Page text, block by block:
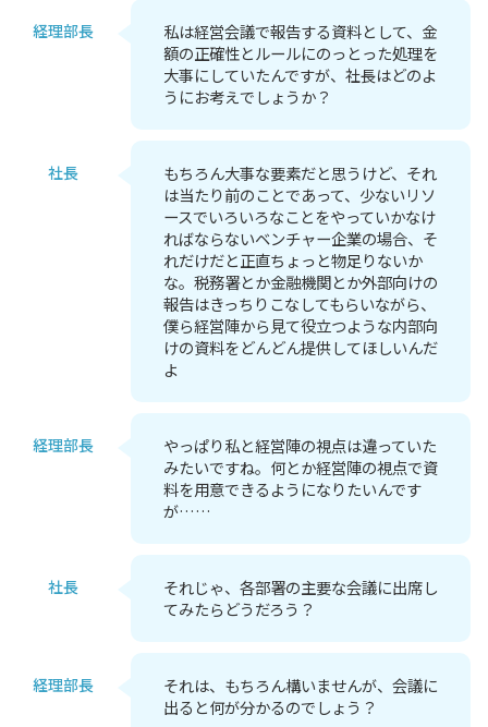
経理部長
私は経営会議で報告する資料として、金
額の正確性とルールにのっとった処理を
大事にしていたんですが、社長はどのよ
うにお考えでしょうか？
社長
もちろん大事な要素だと思うけど、それ
は当たり前のことであって、少ないリソ
ースでいろいろなことをやっていかなけ
ればならないベンチャー企業の場合、そ
れだけだと正直ちょっと物足りないか
な。税務署とか金融機関とか外部向けの
報告はきっちりこなしてもらいながら、
僕ら経営陣から見て役立つような内部向
けの資料をどんどん提供してほしいんだ
よ
経理部長
やっぱり私と経営陣の視点は違っていた
みたいですね。何とか経営陣の視点で資
料を用意できるようになりたいんです
が……
社長
それじゃ、各部署の主要な会議に出席し
てみたらどうだろう？
経理部長
それは、もちろん構いませんが、会議に
出ると何が分かるのでしょう？